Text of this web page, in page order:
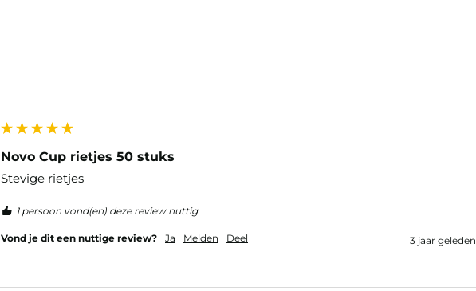
Novo Cup rietjes 50 stuks
Stevige rietjes
1 persoon vond(en) deze review nuttig.
Vond je dit een nuttige review? Ja Melden Deel 3 jaar geleden